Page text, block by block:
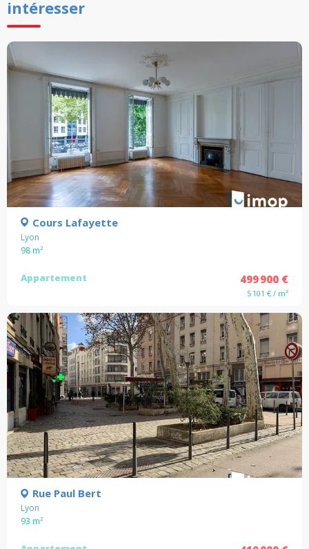
intéresser
Cours Lafayette
Lyon
98 m²
Appartement 499 900 €
5 101 € / m²
Rue Paul Bert
Lyon
93 m²